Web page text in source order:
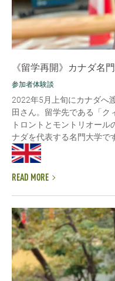
《留学再開》カナダ名
参加者体験談
2022年5月上旬にカナダへ
田さん。留学先である「ク
トロントとモントリオー
ナダを代表する名門大学です
READ MORE